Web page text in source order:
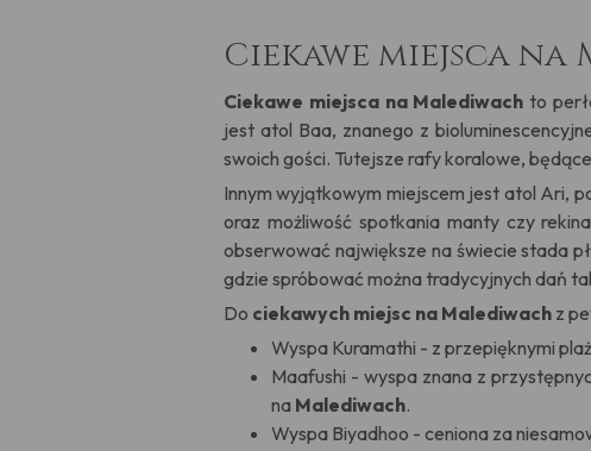
Ciekawe miejsca
Ciekawe miejsca na Malediwach to
jest atol Baa, znanego z
swoich gości. Tutejsze rafy koralowe,
Innym wyjątkowym miejscem jest atol Ari,
oraz możliwość spotkania manty czy
obserwować największe na świecie stada
gdzie spróbować można tradycyjnych dań
Do ciekawych miejsc na Malediwach z
Wyspa Kuramathi - z przepięknymi
Maafushi - wyspa znana z
na Malediwach.
Wyspa Biyadhoo - ceniona za